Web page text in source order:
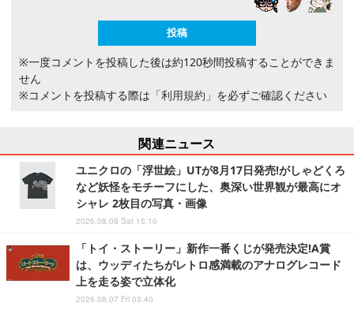
※一度コメントを投稿した後は約120秒間投稿することができま
せん
※コメントを投稿する際は 「利用規約」 を必ずご確認ください
関連ニュース
ユニクロの「浮世絵」UTが8月17日発売!がしゃどくろ
など妖怪をモチーフにした、奥深い世界観が最高にオ
シャレ 2枚目の写真・画像
2026.08.08 Sat 15:10
「トイ・ストーリー」新作一番くじが発売決定!A賞
は、ウッディたちがレトロ感満載のアナログレコード
上を走る姿で立体化
2026.08.07 Fri 03:40